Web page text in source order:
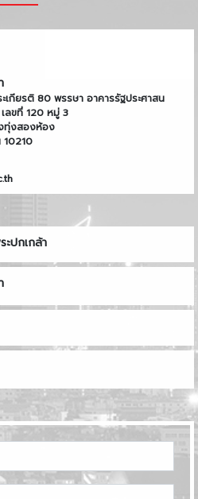
เกียรติ 80 พรรษา อาคารรัฐประศาสน
ลขที่ 120 หมู่ 3
ทุ่งสองห้อง
10210
ปกเกล้า